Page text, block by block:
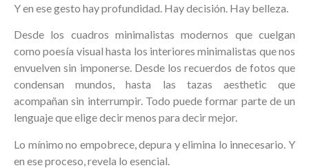
Y en ese gesto hay profundidad. Hay decisión. Hay belleza.
Desde los cuadros minimalistas modernos que cuelgan
como poesía visual hasta los interiores minimalistas que nos
envuelven sin imponerse. Desde los recuerdos de fotos que
condensan mundos, hasta las tazas aesthetic que
acompañan sin interrumpir. Todo puede formar parte de un
lenguaje que elige decir menos para decir mejor.
Lo mínimo no empobrece, depura y elimina lo innecesario. Y
en ese proceso, revela lo esencial.